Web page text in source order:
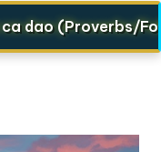
(Proverbs/Folk